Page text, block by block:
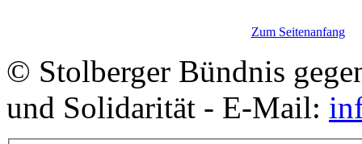
Zum Seitenanfang
© Stolberger Bündnis
und Solidarität - E-Mail: